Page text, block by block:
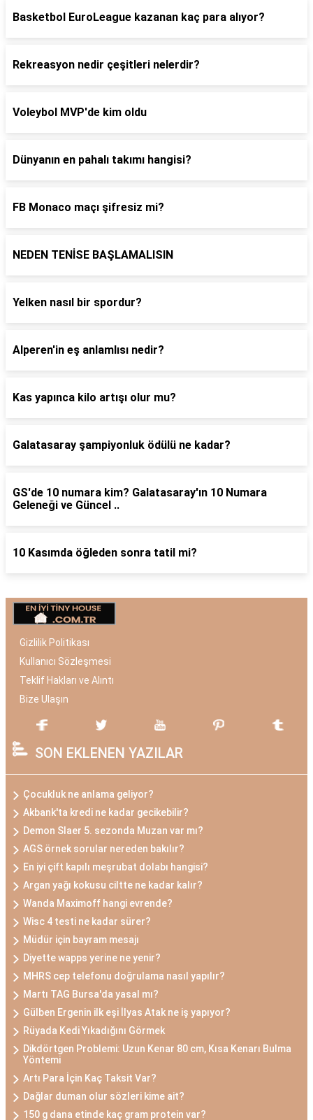
Basketbol EuroLeague kazanan kaç para alıyor?
Rekreasyon nedir çeşitleri nelerdir?
Voleybol MVP'de kim oldu
Dünyanın en pahalı takımı hangisi?
FB Monaco maçı şifresiz mi?
NEDEN TENİSE BAŞLAMALISIN
Yelken nasıl bir spordur?
Alperen'in eş anlamlısı nedir?
Kas yapınca kilo artışı olur mu?
Galatasaray şampiyonluk ödülü ne kadar?
GS'de 10 numara kim? Galatasaray'ın 10 Numara
Geleneği ve Güncel ..
10 Kasımda öğleden sonra tatil mi?
Gizlilik Politikası
Kullanıcı Sözleşmesi
Teklif Hakları ve Alıntı
Bize Ulaşın
SON EKLENEN YAZILAR
Çocukluk ne anlama geliyor?
Akbank'ta kredi ne kadar gecikebilir?
Demon Slaer 5. sezonda Muzan var mı?
AGS örnek sorular nereden bakılır?
En iyi çift kapılı meşrubat dolabı hangisi?
Argan yağı kokusu ciltte ne kadar kalır?
Wanda Maximoff hangi evrende?
Wisc 4 testi ne kadar sürer?
Müdür için bayram mesajı
Diyette wapps yerine ne yenir?
MHRS cep telefonu doğrulama nasıl yapılır?
Martı TAG Bursa'da yasal mı?
Gülben Ergenin ilk eşi İlyas Atak ne iş yapıyor?
Rüyada Kedi Yıkadığını Görmek
Dikdörtgen Problemi: Uzun Kenar 80 cm, Kısa Kenarı Bulma
Yöntemi
Artı Para İçin Kaç Taksit Var?
Dağlar duman olur sözleri kime ait?
150 g dana etinde kaç gram protein var?